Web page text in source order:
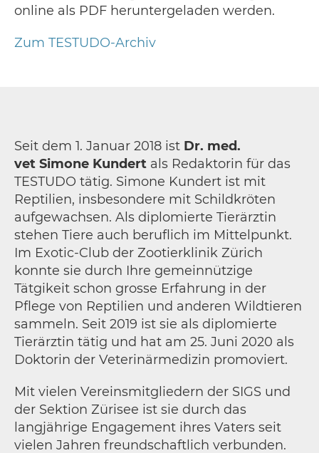
online als PDF heruntergeladen werden.
Zum TESTUDO-Archiv
Seit dem 1. Januar 2018 ist Dr. med.
vet Simone Kundert als Redaktorin für das
TESTUDO tätig. Simone Kundert ist mit
Reptilien, insbesondere mit Schildkröten
aufgewachsen. Als diplomierte Tierärztin
stehen Tiere auch beruflich im Mittelpunkt.
Im Exotic-Club der Zootierklinik Zürich
konnte sie durch Ihre gemeinnützige
Tätgikeit schon grosse Erfahrung in der
Pflege von Reptilien und anderen Wildtieren
sammeln. Seit 2019 ist sie als diplomierte
Tierärztin tätig und hat am 25. Juni 2020 als
Doktorin der Veterinärmedizin promoviert.
Mit vielen Vereinsmitgliedern der SIGS und
der Sektion Zürisee ist sie durch das
langjährige Engagement ihres Vaters seit
vielen Jahren freundschaftlich verbunden.